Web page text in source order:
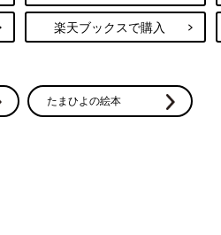
楽天ブックスで購入
たまひよの絵本